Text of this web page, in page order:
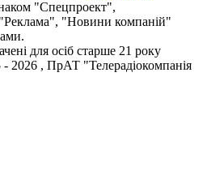
"Спецпроект",
"Новини компаній"
для осіб старше 21 року
- 2026 , ПрАТ "Телерадіокомпанія